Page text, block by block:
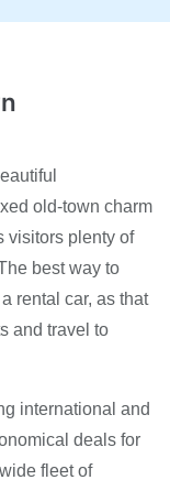
old-town charm
visitors plenty of
best way to
rental car, as that
and travel to
international and
deals for
fleet of